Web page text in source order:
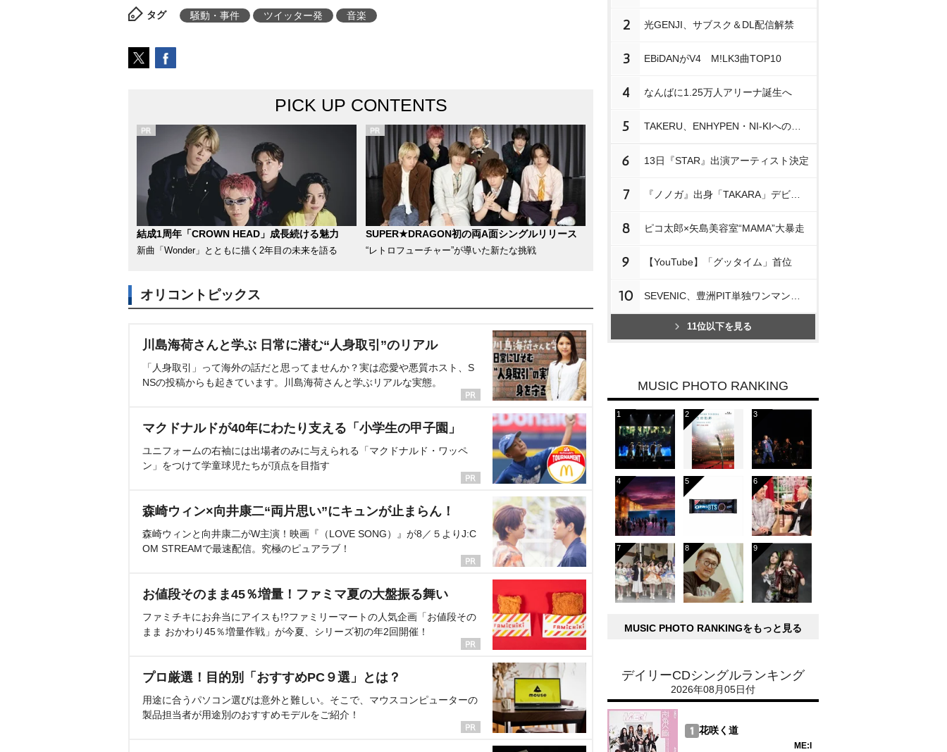
タグ 騒動・事件 ツイッター発 音楽
PICK UP CONTENTS
結成1周年「CROWN HEAD」成長続ける魅力
新曲「Wonder」とともに描く2年目の未来を語る
SUPER★DRAGON初の両A面シングルリリース
“レトロフューチャー”が導いた新たな挑戦
オリコントピックス
川島海荷さんと学ぶ 日常に潜む“人身取引”のリアル
「人身取引」って海外の話だと思ってませんか？実は恋愛や悪質ホスト、S
NSの投稿からも起きています。川島海荷さんと学ぶリアルな実態。
マクドナルドが40年にわたり支える「小学生の甲子園」
ユニフォームの右袖には出場者のみに与えられる「マクドナルド・ワッペ
ン」をつけて学童球児たちが頂点を目指す
森崎ウィン×向井康二“両片思い”にキュンが止まらん！
森崎ウィンと向井康二がW主演！映画『（LOVE SONG）』が8／５よりJ:C
OM STREAMで最速配信。究極のピュアラブ！
お値段そのまま45％増量！ファミマ夏の大盤振る舞い
ファミチキにお弁当にアイスも!?ファミリーマートの人気企画「お値段その
まま おかわり45％増量作戦」が今夏、シリーズ初の年2回開催！
プロ厳選！目的別「おすすめPC９選」とは？
用途に合うパソコン選びは意外と難しい。そこで、マウスコンピューターの
製品担当者が用途別のおすすめモデルをご紹介！
2 光GENJI、サブスク＆DL配信解禁
3 EBiDANがV4 M!LK3曲TOP10
4 なんばに1.25万人アリーナ誕生へ
5
6 13日『STAR』出演アーティスト決定
7
8 ピコ太郎×矢島美容室“MAMA”大暴走
9 【YouTube】「グッタイム」首位
10
11位以下を見る
MUSIC PHOTO RANKING
MUSIC PHOTO RANKINGをもっと見る
デイリーCDシングルランキング
2026年08月05日付
花咲く道
ME:I